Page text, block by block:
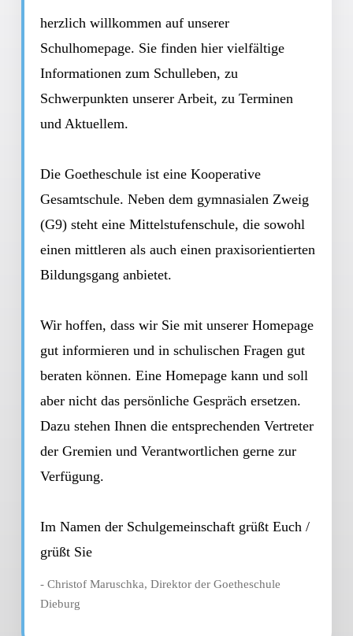
herzlich willkommen auf unserer
Schulhomepage. Sie finden hier vielfältige
Informationen zum Schulleben, zu
Schwerpunkten unserer Arbeit, zu Terminen
und Aktuellem.
Die Goetheschule ist eine Kooperative
Gesamtschule. Neben dem gymnasialen Zweig
(G9) steht eine Mittelstufenschule, die sowohl
einen mittleren als auch einen praxisorientierten
Bildungsgang anbietet.
Wir hoffen, dass wir Sie mit unserer Homepage
gut informieren und in schulischen Fragen gut
beraten können. Eine Homepage kann und soll
aber nicht das persönliche Gespräch ersetzen.
Dazu stehen Ihnen die entsprechenden Vertreter
der Gremien und Verantwortlichen gerne zur
Verfügung.
Im Namen der Schulgemeinschaft grüßt Euch /
grüßt Sie
- Christof Maruschka, Direktor der Goetheschule
Dieburg